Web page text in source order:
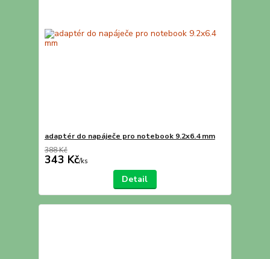
adaptér do napáječe pro notebook 9.2x6.4 mm
388 Kč
343 Kč/ks
Detail